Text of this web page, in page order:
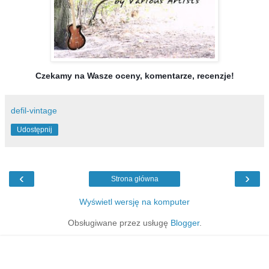
Czekamy na Wasze oceny, komentarze, recenzje!
defil-vintage
Udostępnij
‹ ›
Strona główna
Wyświetl wersję na komputer
Obsługiwane przez usługę Blogger.